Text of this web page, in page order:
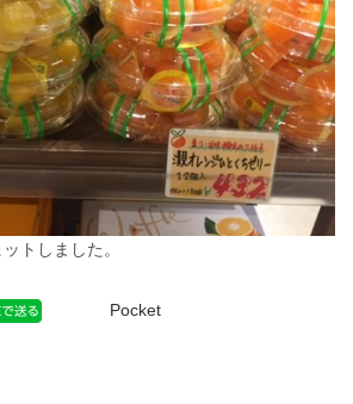
トしました。
Pocket